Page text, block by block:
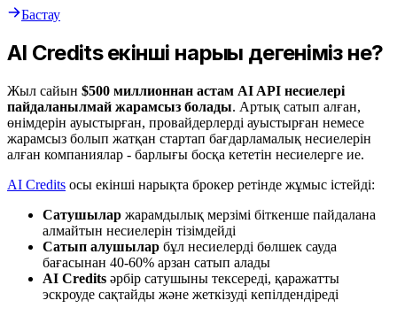
Бастау
AI Credits екінші нарығы дегеніміз не?
Жыл сайын $500 миллионнан астам AI API несиелері
пайдаланылмай жарамсыз болады. Артық сатып алған,
өнімдерін ауыстырған, провайдерлерді ауыстырған немесе
жарамсыз болып жатқан стартап бағдарламалық несиелерін
алған компаниялар - барлығы босқа кететін несиелерге ие.
AI Credits осы екінші нарықта брокер ретінде жұмыс істейді:
Сатушылар жарамдылық мерзімі біткенше пайдалана
алмайтын несиелерін тізімдейді
Сатып алушылар бұл несиелерді бөлшек сауда
бағасынан 40-60% арзан сатып алады
AI Credits әрбір сатушыны тексереді, қаражатты
эскроуде сақтайды және жеткізуді кепілдендіреді